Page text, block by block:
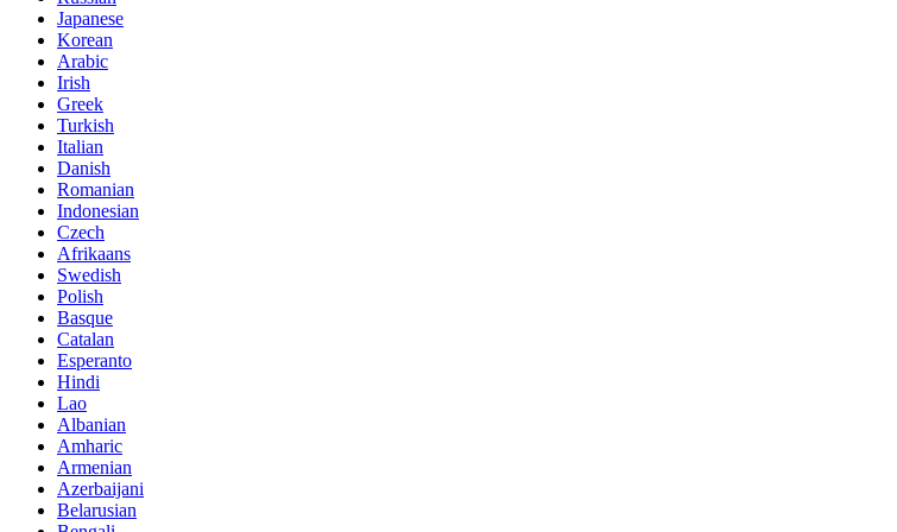
Japanese
Korean
Arabic
Irish
Greek
Turkish
Italian
Danish
Romanian
Indonesian
Czech
Afrikaans
Swedish
Polish
Basque
Catalan
Esperanto
Hindi
Lao
Albanian
Amharic
Armenian
Azerbaijani
Belarusian